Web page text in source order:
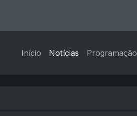
Início Notícias Programação